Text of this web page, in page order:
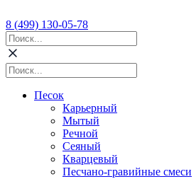
8 (499) 130-05-78
Песок
Карьерный
Мытый
Речной
Сеяный
Кварцевый
Песчано-гравийные смеси